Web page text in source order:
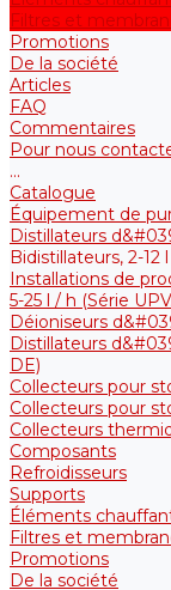
Filtres et
Promotions
De la société
Articles
FAQ
Commentaires
Pour nous
...
Catalogue
Équipement de
Distillateurs
Bidistillateurs, 2-12
Installations de
5-25 l / h (Série
Déioniseurs
Distillateurs
DE)
Collecteurs pour
Collecteurs pour
Collecteurs
Composants
Refroidisseurs
Supports
Éléments
Filtres et
Promotions
De la société